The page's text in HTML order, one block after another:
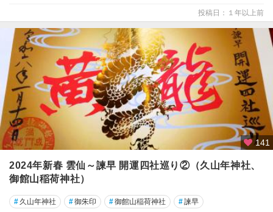
投稿日：１年以上前
141
2024年新春 雲仙～諫早 開運四社巡り②（久山年神社、
御館山稲荷神社）
# 久山年神社 #御朱印 #御館山稲荷神社 #諫早